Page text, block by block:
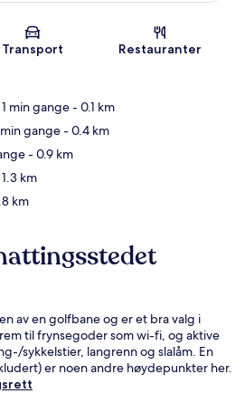
Kart
Transport Restauranter
min gange- 0.1 km
gange- 0.4 km
- 0.9 km
km
km
av en golfbane og er et bra valg i
til frynsegoder som wi-fi, og aktive
sykkelstier, langrenn og slalåm. En
er noen andre høydepunkter her.